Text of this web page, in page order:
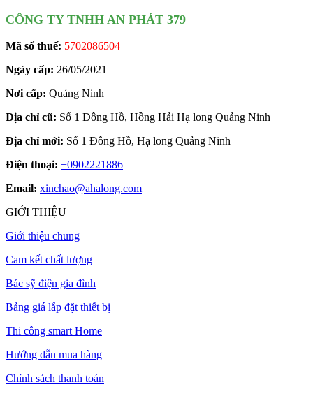
CÔNG TY TNHH AN PHÁT 379
Mã số thuế: 5702086504
Ngày cấp: 26/05/2021
Nơi cấp: Quảng Ninh
Địa chỉ cũ: Số 1 Đông Hồ, Hồng Hải Hạ long Quảng Ninh
Địa chỉ mới: Số 1 Đông Hồ, Hạ long Quảng Ninh
Điện thoại: +0902221886
Email: xinchao@ahalong.com
GIỚI THIỆU
Giới thiệu chung
Cam kết chất lượng
Bác sỹ điện gia đình
Bảng giá lắp đặt thiết bị
Thi công smart Home
Hướng dẫn mua hàng
Chính sách thanh toán